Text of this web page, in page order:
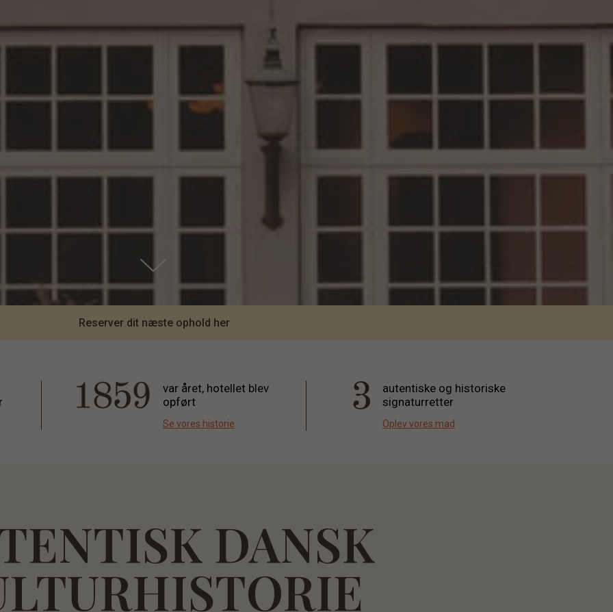
Reserver dit næste ophold her
var året, hotellet blev
opført
Se vores historie
autentiske og historiske
signaturretter
Oplev vores mad
DANSK